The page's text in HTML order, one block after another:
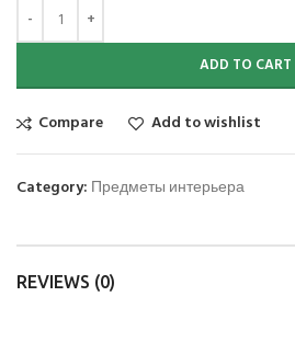
ADD TO CART
Compare Add to wishlist
Category: Предметы интерьера
REVIEWS (0)